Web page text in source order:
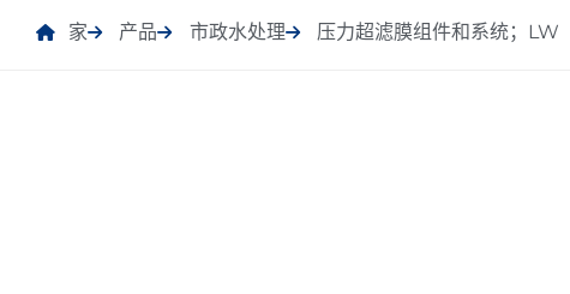
家 产品 市政水处理 压力超滤膜组件和系统；LW